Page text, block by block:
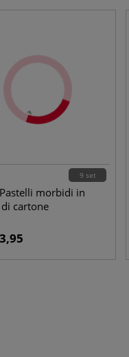
9 set
morbidi in
cartone